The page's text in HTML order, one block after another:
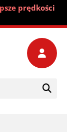
prędkości